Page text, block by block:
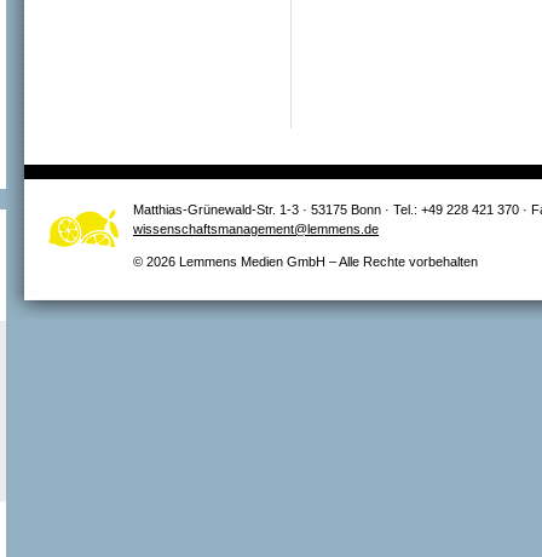
Matthias-Grünewald-Str. 1-3 · 53175 Bonn · Tel.: +49 228 421 370 ·
wissenschaftsmanagement@lemmens.de
© 2026 Lemmens Medien GmbH – Alle Rechte vorbehalten